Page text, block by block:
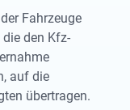
Fahrzeuge
den Kfz-
auf die
übertragen.